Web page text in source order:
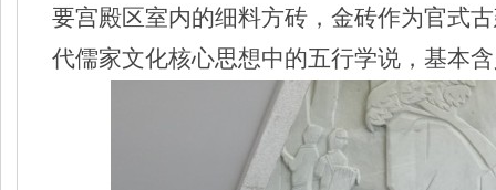
要宫殿区室内的细料方砖，金砖作为官式
代儒家文化核心思想中的五行学说，基本